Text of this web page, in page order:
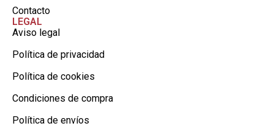
Contacto
LEGAL
Aviso legal
Política de privacidad
Política de cookies
Condiciones de compra
Política de envíos